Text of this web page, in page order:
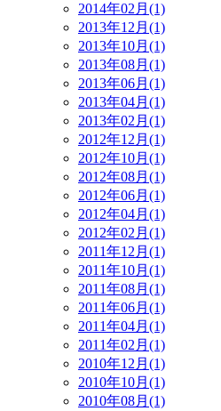
2014年02月(1)
2013年12月(1)
2013年10月(1)
2013年08月(1)
2013年06月(1)
2013年04月(1)
2013年02月(1)
2012年12月(1)
2012年10月(1)
2012年08月(1)
2012年06月(1)
2012年04月(1)
2012年02月(1)
2011年12月(1)
2011年10月(1)
2011年08月(1)
2011年06月(1)
2011年04月(1)
2011年02月(1)
2010年12月(1)
2010年10月(1)
2010年08月(1)